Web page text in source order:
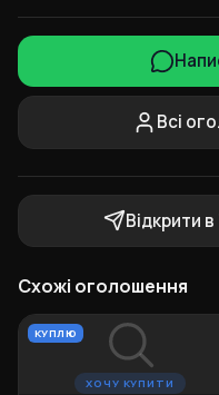
Всі
Відкрити
Схожі оголошення
ХОЧУ КУПИТИ
КУПЛЮ